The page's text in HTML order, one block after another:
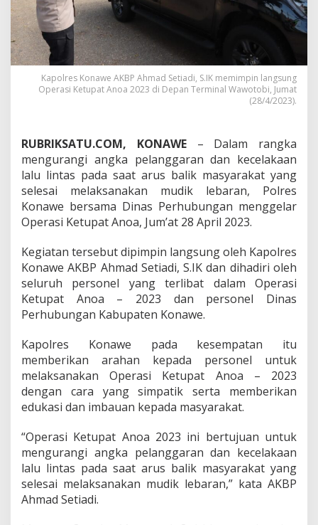
i
s
h
u
b
T
i
a
t
k
a
n
e
s
l
a
m
a
a
B
r
l
a
l
i
n
t
a
Kapolres Konawe AKBP Ahmad Setiadi, S.IK memimpin langsung
Operasi Ketupat Anoa 2023 di Depan Terminal Wawotobi, Jumat
(28/4/2023).
RUBRIKSATU.COM, KONAWE– Dalam rangka
mengurangi angka pelanggaran dan kecelakaan
lalu lintas pada saat arus balik masyarakat yang
selesai melaksanakan mudik lebaran, Polres
Konawe bersama Dinas Perhubungan menggelar
Operasi Ketupat Anoa, Jum’at 28 April 2023.
Kegiatan tersebut dipimpin langsung oleh Kapolres
Konawe AKBP Ahmad Setiadi, S.IK dan dihadiri oleh
seluruh personel yang terlibat dalam Operasi
Ketupat Anoa – 2023 dan personel Dinas
Perhubungan Kabupaten Konawe.
Kapolres Konawe pada kesempatan itu
memberikan arahan kepada personel untuk
melaksanakan Operasi Ketupat Anoa – 2023
dengan cara yang simpatik serta memberikan
edukasi dan imbauan kepada masyarakat.
“Operasi Ketupat Anoa 2023 ini bertujuan untuk
mengurangi angka pelanggaran dan kecelakaan
lalu lintas pada saat arus balik masyarakat yang
selesai melaksanakan mudik lebaran,” kata AKBP
Ahmad Setiadi.